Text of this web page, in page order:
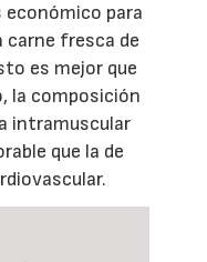
para
carne fresca de
es mejor que
la composición
intramuscular
que la de